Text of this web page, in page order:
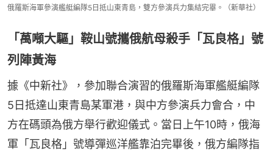
俄羅斯海軍參演艦艇編隊5日抵山東青島，雙方參演兵力集結完畢。（新華社）
「萬噸大驅」鞍山號攜俄航母殺手「瓦良格」號
列陣黃海
據《中新社》，參加聯合演習的俄羅斯海軍艦艇編隊
5日抵達山東青島某軍港，與中方參演兵力會合，中
方在碼頭為俄方舉行歡迎儀式。當日上午10時，俄海
軍「瓦良格」號導彈巡洋艦靠泊完畢後，俄方編隊指